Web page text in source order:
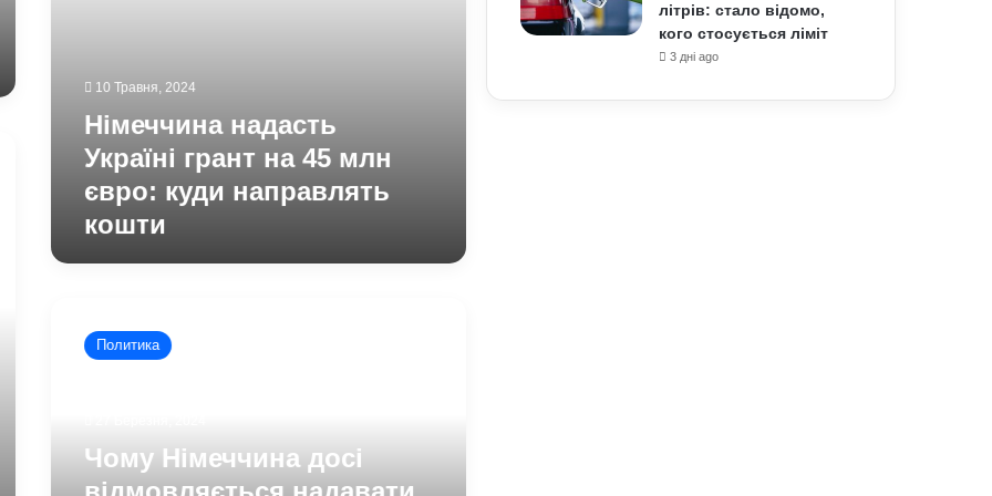
10 Травня, 2024
Німеччина надасть
Україні грант на 45 млн
євро: куди направлять
кошти
Німеччина
далекобійні
Политика
Чому Німеччина досі
літрів: стало відомо,
кого стосується ліміт
3 дні ago